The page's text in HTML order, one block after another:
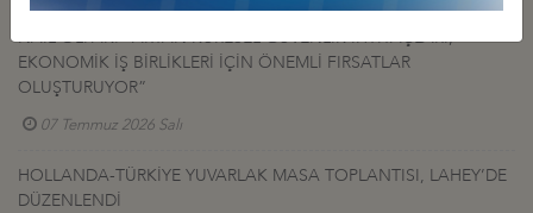
NAİL OLPAK: “ARTAN KÜRESEL GÜVENLİK İHTİYAÇLARI,
EKONOMİK İŞ BİRLİKLERİ İÇİN ÖNEMLİ FIRSATLAR
OLUŞTURUYOR”
07 Temmuz 2026 Salı
HOLLANDA-TÜRKİYE YUVARLAK MASA TOPLANTISI, LAHEY’DE
DÜZENLENDİ